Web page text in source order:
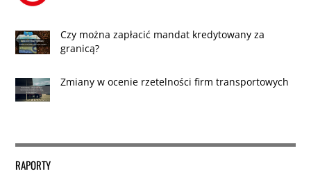
Czy można zapłacić mandat kredytowany za
granicą?
Zmiany w ocenie rzetelności firm transportowych
RAPORTY